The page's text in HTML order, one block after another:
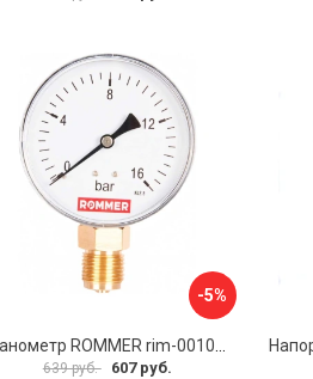
-5%
639 руб. 607 руб.